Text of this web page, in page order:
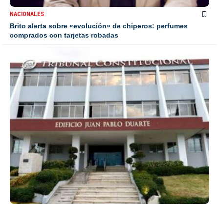
NACIONALES
Brito alerta sobre «evolución» de chiperos: perfumes
comprados con tarjetas robadas